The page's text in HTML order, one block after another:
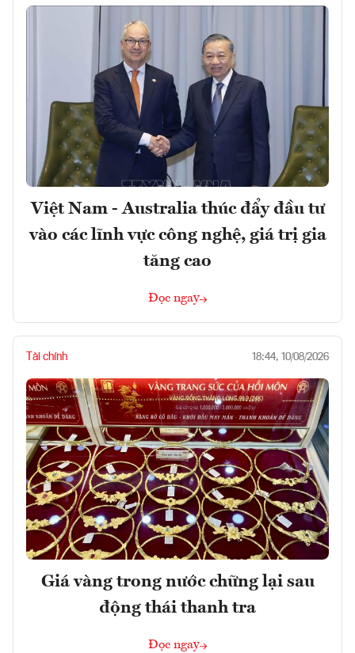
Việt Nam - Australia thúc đẩy đầu tư
vào các lĩnh vực công nghệ, giá trị gia
tăng cao
Đọc ngay
Tài chính 18:44, 10/08/2026
Giá vàng trong nước chững lại sau
động thái thanh tra
Đọc ngay